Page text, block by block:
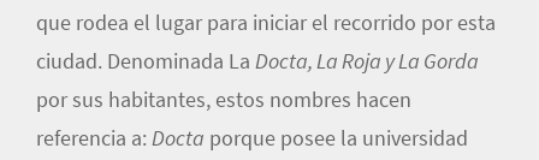
que rodea el lugar para iniciar el recorrido por esta
ciudad. Denominada La Docta, La Roja y La Gorda
por sus habitantes, estos nombres hacen
referencia a: Docta porque posee la universidad